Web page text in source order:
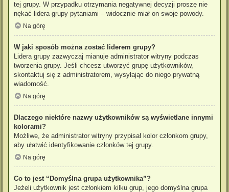
tej grupy. W przypadku otrzymania negatywnej decyzji proszę nie
nękać lidera grupy pytaniami – widocznie miał on swoje powody.
Na górę
W jaki sposób można zostać liderem grupy?
Lidera grupy zazwyczaj mianuje administrator witryny podczas
tworzenia grupy. Jeśli chcesz utworzyć grupę użytkowników,
skontaktuj się z administratorem, wysyłając do niego prywatną
wiadomość.
Na górę
Dlaczego niektóre nazwy użytkowników są wyświetlane innymi
kolorami?
Możliwe, że administrator witryny przypisał kolor członkom grupy,
aby ułatwić identyfikowanie członków tej grupy.
Na górę
Co to jest “Domyślna grupa użytkownika”?
Jeżeli użytkownik jest członkiem kilku grup, jego domyślna grupa